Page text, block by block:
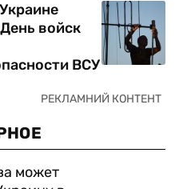
войск
ВСУ
может